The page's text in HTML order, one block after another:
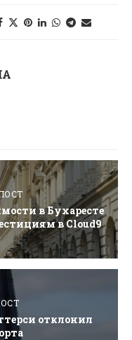
в Бухаресте
в Cloud9
отклонил